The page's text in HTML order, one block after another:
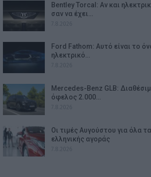
Bentley Torcal: Αν και
σαν να έχει…
Ford Fathom: Αυτό είναι το
ηλεκτρικό…
Mercedes-Benz GLB:
όφελος 2.000…
Οι τιμές Αυγούστου για όλα
ελληνικής αγοράς